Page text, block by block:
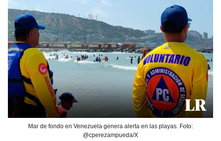
Mar de fondo en Venezuela genera alerta en las playas. Foto:
@cperezampueda/X